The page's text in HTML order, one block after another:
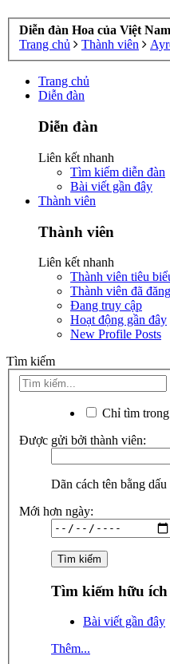
Diễn đàn Hoa của Việt Nam
Trang chủ
Thành viên
Trang chủ
Diễn đàn
Diễn đàn
Liên kết nhanh
Tìm kiếm diễn đàn
Bài viết gần đây
Thành viên
Thành viên
Liên kết nhanh
Thành viên tiêu
Thành viên đã
Đang truy cập
Hoạt động gần đây
New Profile Posts
Tìm kiếm
Chỉ tìm
Được gửi bởi thành viên:
Dãn cách tên bằng
Mới hơn ngày:
Tìm kiếm hữu ích
Bài viết gần đây
Thêm...